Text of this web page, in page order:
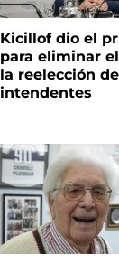
Kicillof dio el
para eliminar
la reelección
intendentes